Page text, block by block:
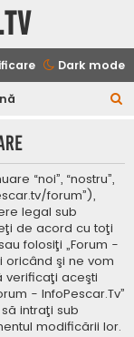
Dark mode
t
“noi”, “nostru”,
forum”),
legal sub
de acord cu toţi
folosiţi „Forum -
oricând şi ne vom
verificaţi aceşti
- InfoPescar.Tv”
intraţi sub
modificării lor.